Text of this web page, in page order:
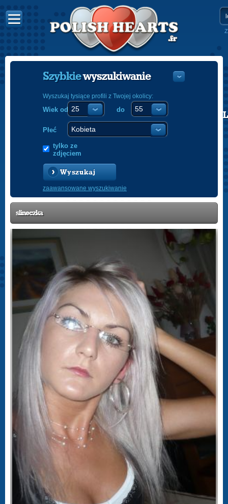
POLISH
Szybkiewyszukiwanie
Wyszukaj tysiące profili z Twojej okolicy:
Wiek od do
Płeć
tylko ze
zdjęciem
Wyszukaj
zaawansowane wyszukiwanie
slineczka